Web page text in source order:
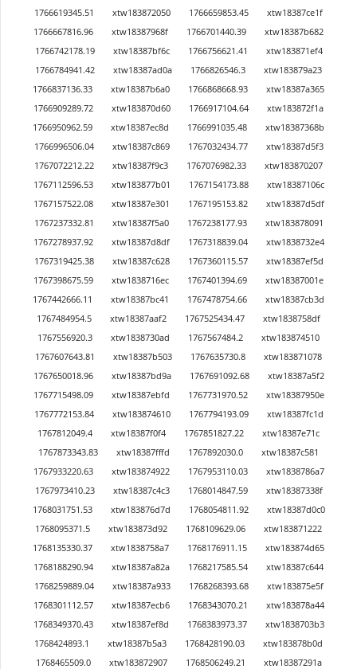
1766619345.51
xtw183872050 1766659853.45
xtw18387ce1f
1766667816.96
xtw18387968f 1766701440.39
xtw18387b682
1766742178.19
xtw18387bf6c 1766756621.41
xtw183871ef4
1766784941.42
xtw18387ad0a 1766826546.3
xtw183879a23
1766837136.33
xtw18387b6a0 1766868668.93
xtw18387a365
1766909289.72
xtw183870d60 1766917104.64
xtw183872f1a
1766950962.59
xtw18387ec8d 1766991035.48
xtw18387368b
1766996506.04
xtw18387c869 1767032434.77
xtw18387d5f3
1767072212.22
xtw18387f9c3 1767076982.33
xtw183870207
1767112596.53
xtw183877b01 1767154173.88
xtw18387106c
1767157522.08
xtw18387e301 1767195153.82
xtw18387d5df
1767237332.81
xtw18387f5a0 1767238177.93
xtw183878091
1767278937.92
xtw18387d8df 1767318839.04
xtw1838732e4
1767319425.38
xtw18387c628 1767360115.57
xtw18387ef5d
1767398675.59
xtw1838716ec 1767401394.69
xtw18387001e
1767442666.11
xtw18387bc41 1767478754.66
xtw18387cb3d
1767484954.5
xtw18387aaf2 1767525434.47
xtw1838758df
1767556920.3
xtw1838730ad 1767567484.2
xtw183874510
1767607643.81
xtw18387b503 1767635730.8
xtw183871078
1767650018.96
xtw18387bd9a 1767691092.68
xtw18387a5f2
1767715498.09
xtw18387ebfd 1767731970.52
xtw18387950e
1767772153.84
xtw183874610 1767794193.09
xtw18387fc1d
1767812049.4
xtw18387f0f4 1767851827.22
xtw18387e71c
1767873343.83
xtw18387fffd 1767892030.0
xtw18387c581
1767933220.63
xtw183874922 1767953110.03
xtw1838786a7
1767973410.23
xtw18387c4c3 1768014847.59
xtw18387338f
1768031751.53
xtw183876d7d 1768054811.92
xtw18387d0c0
1768095371.5
xtw183873d92 1768109629.06
xtw183871222
1768135330.37
xtw1838758a7 1768176911.15
xtw183874d65
1768188290.94
xtw18387a82a 1768217585.54
xtw18387c644
1768259889.04
xtw18387a933 1768268393.68
xtw183875e5f
1768301112.57
xtw18387ecb6 1768343070.21
xtw183878a44
1768349370.43
xtw18387ef8d 1768383973.37
xtw1838703b3
1768424893.1
xtw18387b5a3 1768428190.03
xtw183878b0d
1768465509.0
xtw183872907 1768506249.21
xtw18387291a